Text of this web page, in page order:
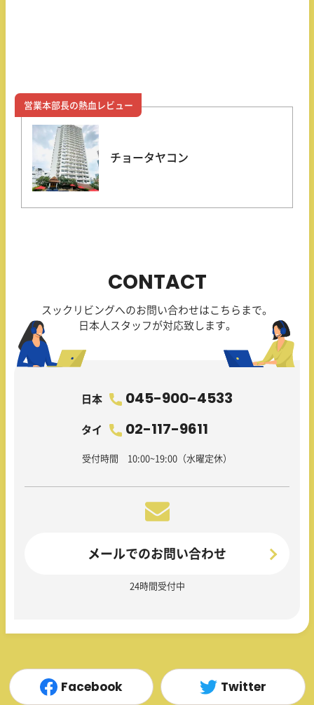
営業本部長の熱血レビュー
チョータヤコン
CONTACT
スックリビングへのお問い合わせはこちらまで。
日本人スタッフが対応致します。
日本 045-900-4533
タイ 02-117-9611
受付時間 10:00~19:00（水曜定休）
メールでのお問い合わせ
24時間受付中
Facebook Twitter